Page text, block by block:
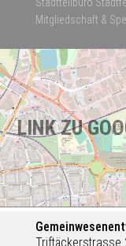
Stadtteilbüro
Mitgliedschaft &
LINK ZU
Triftäckerstrasse